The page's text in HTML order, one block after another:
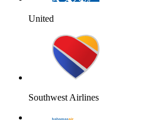
United
Southwest Airlines